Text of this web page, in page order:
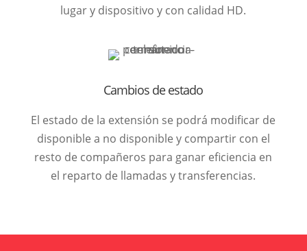
lugar y dispositivo y con calidad HD.
Cambios de estado
El estado de la extensión se podrá modificar de
disponible a no disponible y compartir con el
resto de compañeros para ganar eficiencia en
el reparto de llamadas y transferencias.